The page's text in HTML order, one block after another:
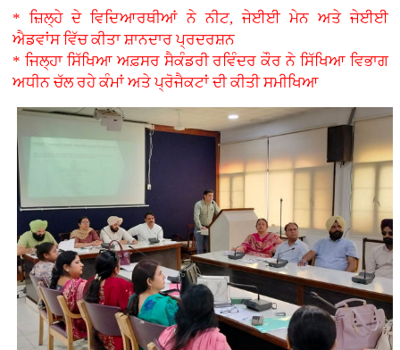
* ਜ਼ਿਲ੍ਹੇ ਦੇ ਵਿਦਿਆਰਥੀਆਂ ਨੇ ਨੀਟ, ਜੇਈਈ ਮੇਨ ਅਤੇ ਜੇਈਈ
ਐਡਵਾਂਸ ਵਿੱਚ ਕੀਤਾ ਸ਼ਾਨਦਾਰ ਪ੍ਰਦਰਸ਼ਨ
* ਜਿਲ੍ਹਾ ਸਿੱਖਿਆ ਅਫ਼ਸਰ ਸੈਕੰਡਰੀ ਰਵਿੰਦਰ ਕੌਰ ਨੇ ਸਿੱਖਿਆ ਵਿਭਾਗ
ਅਧੀਨ ਚੱਲ ਰਹੇ ਕੰਮਾਂ ਅਤੇ ਪ੍ਰੋਜੈਕਟਾਂ ਦੀ ਕੀਤੀ ਸਮੀਖਿਆ